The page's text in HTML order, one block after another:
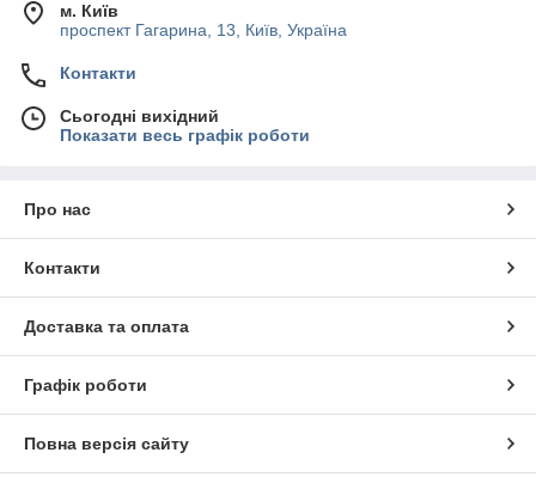
м. Київ
проспект Гагарина, 13, Київ, Україна
Контакти
Сьогодні вихідний
Показати весь графік роботи
Про нас
Контакти
Доставка та оплата
Графік роботи
Повна версія сайту